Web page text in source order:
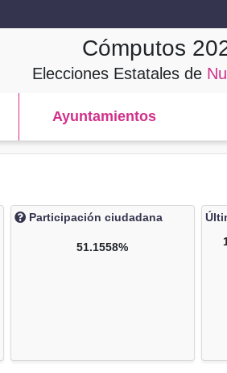
Cómputos
Elecciones Estatales de
Ayuntamientos
Participación ciudadana
51.1558%